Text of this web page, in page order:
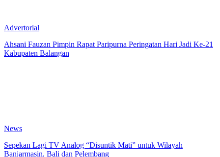
Advertorial
Ahsani Fauzan Pimpin Rapat Paripurna Peringatan Hari Jadi Ke-21
Kabupaten Balangan
News
Sepekan Lagi TV Analog “Disuntik Mati” untuk Wilayah
Banjarmasin, Bali dan Pelembang